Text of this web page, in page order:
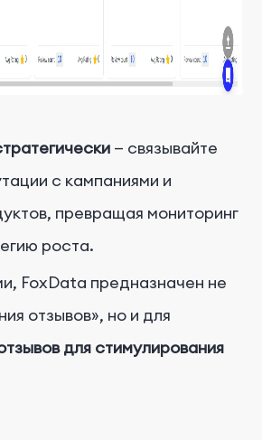
— связывайте
с кампаниями и
превращая мониторинг
роста.
FoxData предназначен не
отзывов», но и для
для стимулирования